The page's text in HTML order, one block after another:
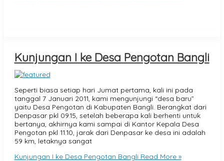
Kunjungan I ke Desa Pengotan Bangli
Seperti biasa setiap hari Jumat pertama, kali ini pada
tanggal 7 Januari 2011, kami mengunjungi “desa baru”
yaitu Desa Pengotan di Kabupaten Bangli. Berangkat dari
Denpasar pkl 09.15, setelah beberapa kali berhenti untuk
bertanya, akhirnya kami sampai di Kantor Kepala Desa
Pengotan pkl 11.10, jarak dari Denpasar ke desa ini adalah
59 km, letaknya sangat
Kunjungan I ke Desa Pengotan Bangli Read More »